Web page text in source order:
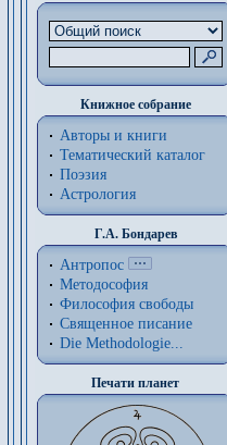
Книжное собрание
Авторы и книги
Тематический каталог
Поэзия
Астрология
Г.А. Бондарев
Антропос
Методософия
Философия cвободы
Священное писание
Die Methodologie...
Печати планет